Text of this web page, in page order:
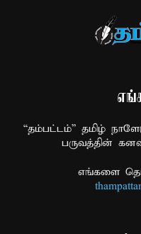
“தம்பட்டம்” தமிழ்
பருவத்தின்
எங்களை